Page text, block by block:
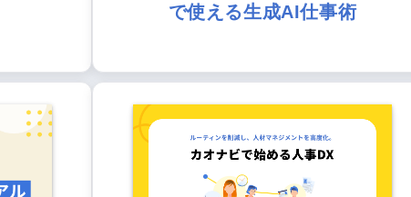
で使える生成AI仕事術